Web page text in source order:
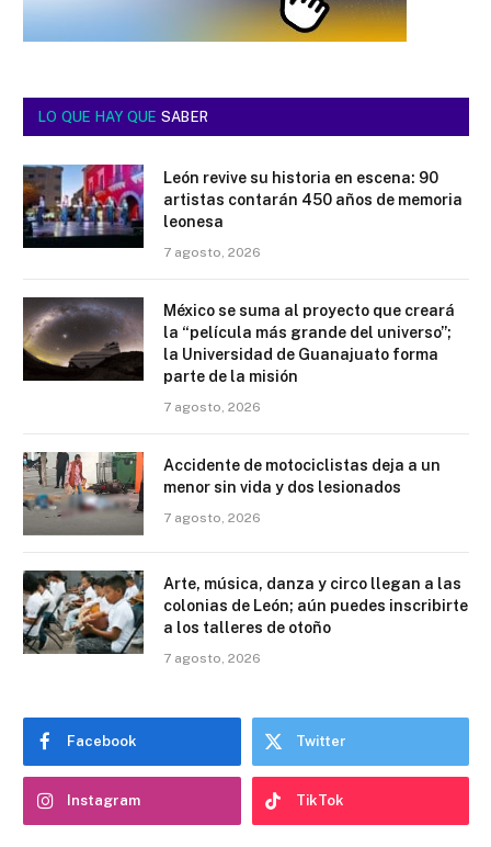
LO QUE HAY QUE SABER
León revive su historia en escena: 90
artistas contarán 450 años de memoria
leonesa
7 agosto, 2026
México se suma al proyecto que creará
la “película más grande del universo”;
la Universidad de Guanajuato forma
parte de la misión
7 agosto, 2026
Accidente de motociclistas deja a un
menor sin vida y dos lesionados
7 agosto, 2026
Arte, música, danza y circo llegan a las
colonias de León; aún puedes inscribirte
a los talleres de otoño
7 agosto, 2026
Facebook Twitter
Instagram TikTok